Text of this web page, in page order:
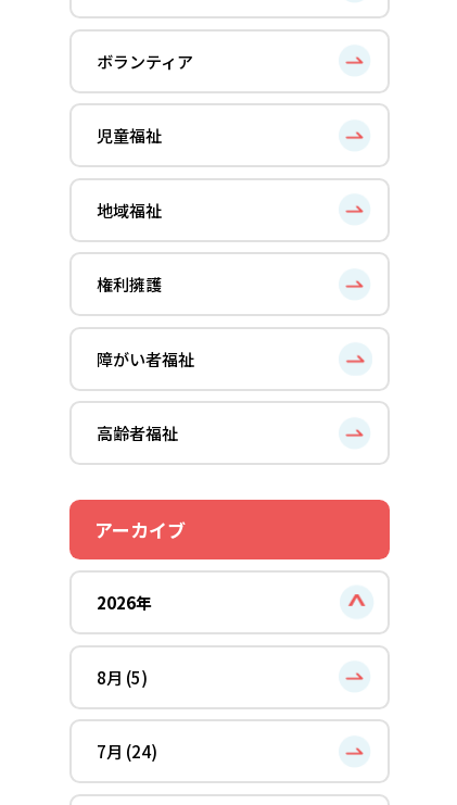
ボランティア
児童福祉
地域福祉
権利擁護
障がい者福祉
高齢者福祉
アーカイブ
2026年
8月 (5)
7月 (24)